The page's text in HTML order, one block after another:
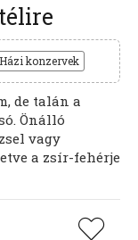
Házi konzervek
de talán a
Önálló
vagy
a zsír-fehérje